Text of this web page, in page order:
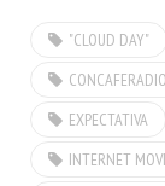
"CLOUD DAY"
CONCAFERADIO
EXPECTATIVA
INTERNET